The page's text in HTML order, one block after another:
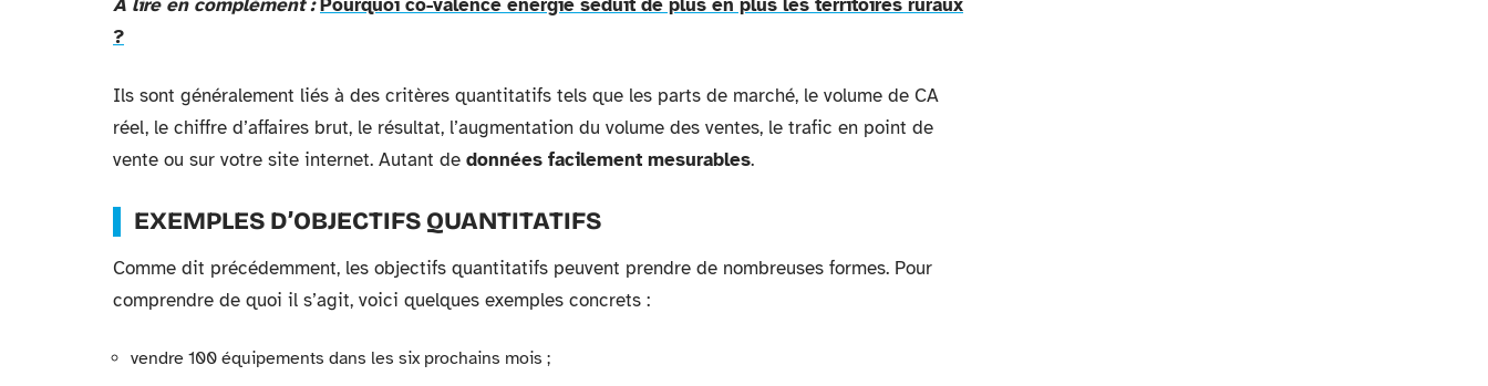
A lire en complément : Pourquoi co-valence énergie séduit de plus en plus les territoires ruraux
?
Ils sont généralement liés à des critères quantitatifs tels que les parts de marché, le volume de CA
réel, le chiffre d’affaires brut, le résultat, l’augmentation du volume des ventes, le trafic en point de
vente ou sur votre site internet. Autant de données facilement mesurables.
EXEMPLES D’OBJECTIFS QUANTITATIFS
Comme dit précédemment, les objectifs quantitatifs peuvent prendre de nombreuses formes. Pour
comprendre de quoi il s’agit, voici quelques exemples concrets :
vendre 100 équipements dans les six prochains mois ;